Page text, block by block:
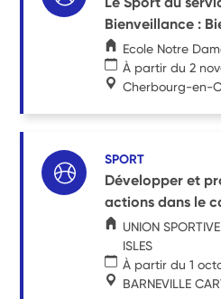
Bienveillance :
Ecole Notre
À partir du 2
Cherbourg-en-
SPORT
Développer et
actions dans le
UNION
ISLES
À partir du 1
BARNEVILLE